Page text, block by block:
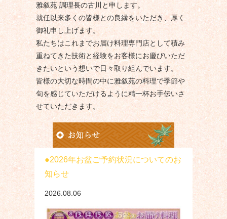
雅叙苑 調理長の古川と申します。
就任以来多くの皆様との良縁をいただき、厚く
御礼申し上げます。
私たちはこれまでお届け料理専門店として積み
重ねてきた技術と経験をお客様にお慶びいただ
きたいという想いで日々取り組んでいます。
皆様の大切な時間の中に雅叙苑の料理で季節や
旬を感じていただけるように精一杯お手伝いさ
せていただきます。
2026年お盆ご予約状況についてのお
知らせ
2026.08.06